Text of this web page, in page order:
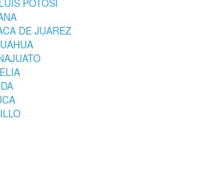
POTOSI
DE JUAREZ